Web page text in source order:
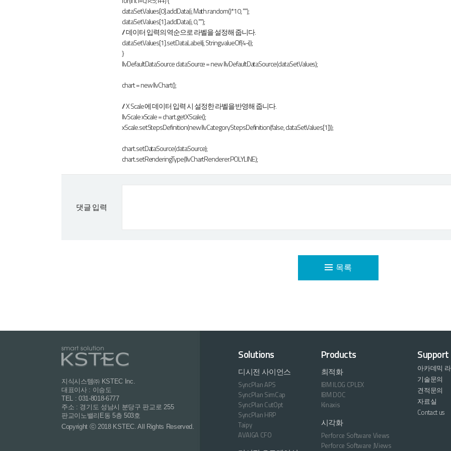
dataSetValues[0].addData(i, Math.random()*10, "");
dataSetValues[1].addData(i, 0, "");
// 데이터 입력의 역순으로 라벨을 설정해 줍니다.
dataSetValues[1].setDataLabel(i, String.valueOf(4-i));
}
IlvDefaultDataSource dataSource = new IlvDefaultDataSource(dataSetValues);
chart = new IlvChart();
// X Scale 에 데이터 입력 시 설정한 라벨을 반영해 줍니다.
IlvScale xScale = chart.getXScale();
xScale.setStepsDefinition(new IlvCategoryStepsDefinition(false, dataSetValues[1]));
chart.setDataSource(dataSource);
chart.setRenderingType(IlvChartRenderer.POLYLINE);
댓글 입력
목록
지식시스템㈜ KSTEC Inc.
대표이사 : 이승도
TEL : 031-8018-6777
주소 : 경기도 성남시 분당구 판교로 255
판교이노밸리E동 5층 503호
Copyright ⓒ 2018 KSTEC. All Rights Reserved.
Solutions
디시전 사이언스
SyncPlan APS
SyncPlan SimCap
SyncPlan CutOpt
SyncPlan HRP
Taipy
AVAIGA CFO
Products
최적화
IBM ILOG CPLEX
IBM DOC
Kinaxis
시각화
Perforce Software Views
Perforce Software JViews
Support
아카데믹
기술문의
견적문의
자료실
Contact us